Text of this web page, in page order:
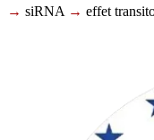
→ siRNA → effet